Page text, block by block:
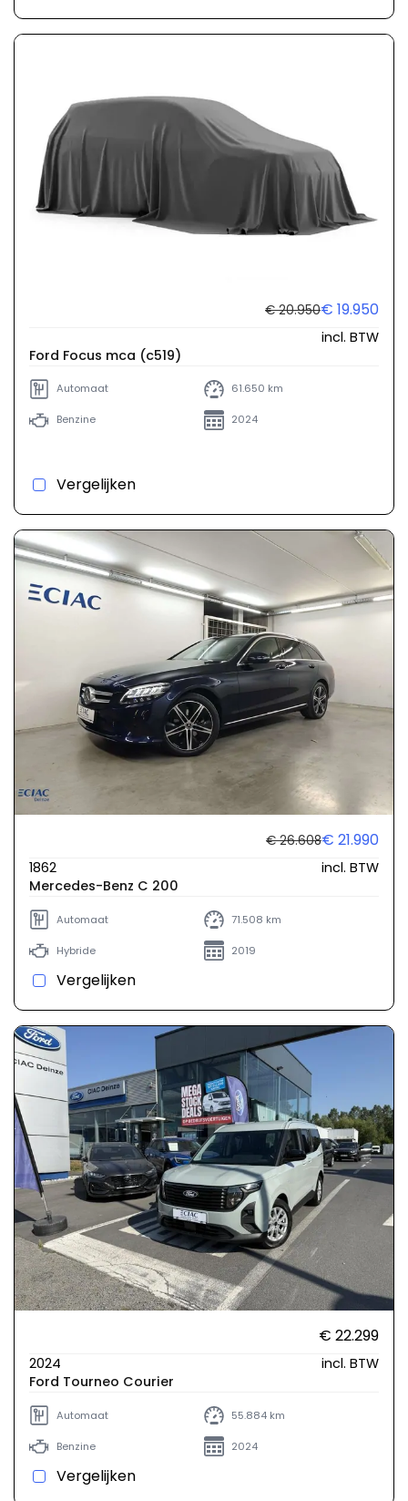
€ 20.950€ 19.950
incl. BTW
Ford Focus mca (c519)
Automaat 61.650 km
Benzine 2024
Vergelijken
€ 26.608€ 21.990
1862
incl. BTW
Mercedes-Benz C 200
Automaat 71.508 km
Hybride 2019
Vergelijken
€ 22.299
2024
incl. BTW
Ford Tourneo Courier
Automaat 55.884 km
Benzine 2024
Vergelijken